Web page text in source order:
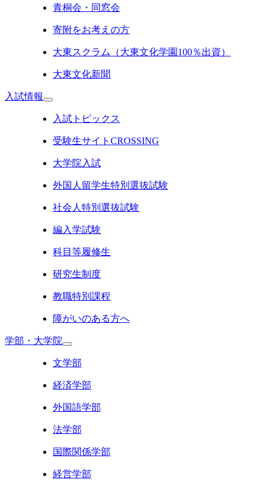
青桐会・同窓会
寄附をお考えの方
大東スクラム（大東文化学園100％出資）
大東文化新聞
入試情報
入試トピックス
受験生サイトCROSSING
大学院入試
外国人留学生特別選抜試験
社会人特別選抜試験
編入学試験
科目等履修生
研究生制度
教職特別課程
障がいのある方へ
学部・大学院
文学部
経済学部
外国語学部
法学部
国際関係学部
経営学部